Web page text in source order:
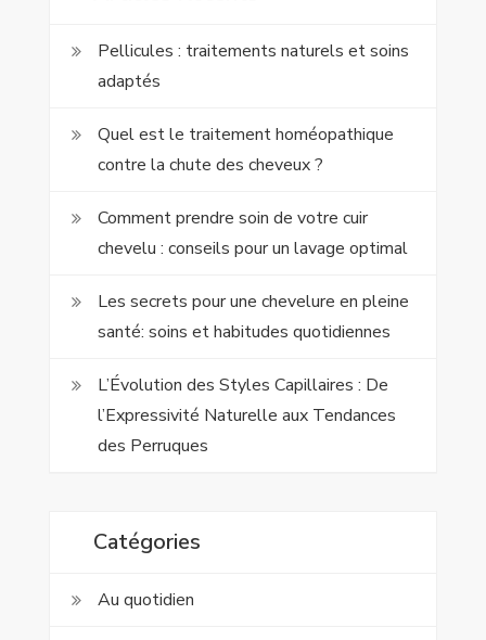
Pellicules : traitements naturels et soins
adaptés
Quel est le traitement homéopathique
contre la chute des cheveux ?
Comment prendre soin de votre cuir
chevelu : conseils pour un lavage optimal
Les secrets pour une chevelure en pleine
santé: soins et habitudes quotidiennes
L’Évolution des Styles Capillaires : De
l’Expressivité Naturelle aux Tendances
des Perruques
Catégories
Au quotidien